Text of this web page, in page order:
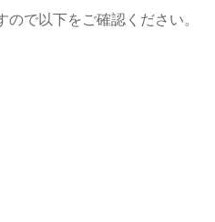
で以下をご確認ください。